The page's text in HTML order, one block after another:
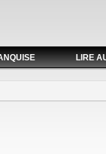
LIRE